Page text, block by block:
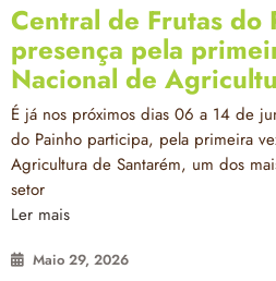
Central de Frutas do
presença pela
Nacional de
É já nos próximos dias 06 a 14 de
do Painho participa, pela primeira
Agricultura de Santarém, um dos
setor
Ler mais
Maio 29, 2026